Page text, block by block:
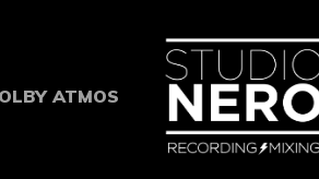
ATMOS